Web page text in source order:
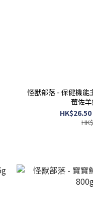
怪獸部落 - 保健機能
莓佐